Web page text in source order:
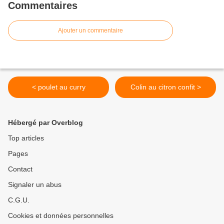
Commentaires
Ajouter un commentaire
< poulet au curry Colin au citron confit >
Hébergé par Overblog
Top articles
Pages
Contact
Signaler un abus
C.G.U.
Cookies et données personnelles